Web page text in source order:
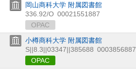
岡山商科大学 附属図書館
336.92/O 00021551887
OPAC
小樽商科大学 附属図書館
S||8.3||03347||385688 0003856887
OPAC